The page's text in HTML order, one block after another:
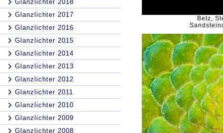
Glanzlichter 2018
Glanzlichter 2017
Glanzlichter 2016
Glanzlichter 2015
Glanzlichter 2014
Glanzlichter 2013
Glanzlichter 2012
Glanzlichter 2011
Glanzlichter 2010
Glanzlichter 2009
Glanzlichter 2008
Betz,